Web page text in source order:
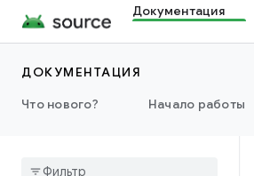
Документация
ДОКУМЕНТАЦИЯ
Что нового?
Начало работы